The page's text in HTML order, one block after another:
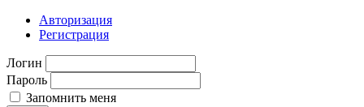
Авторизация
Регистрация
Логин
Пароль
Запомнить меня